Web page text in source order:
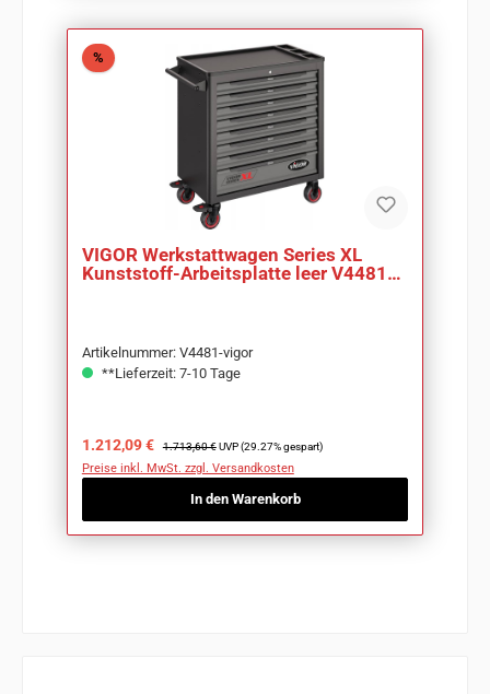
%Rabatt
VIGOR Werkstattwagen Series XL
Kunststoff-Arbeitsplatte leer V4481
Artikelnummer: V4481-vigor
**Lieferzeit: 7-10 Tage
Verkaufspreis:
1.212,09 € Regulärer Preis:
1.713,60 € UVP (29.27% gespart)
Preise inkl. MwSt. zzgl. Versandkosten
In den Warenkorb